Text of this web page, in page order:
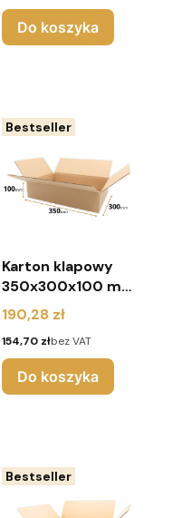
Do koszyka
Bestseller
Karton klapowy
350x300x100 mm
(pakiet 130 sztuk)
Cena
190,28 zł
Cena
154,70 złbez VAT
Do koszyka
Bestseller